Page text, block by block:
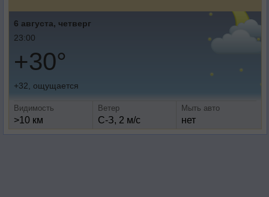
6 августа, четверг
23:00
+30°
+32, ощущается
Видимость
>10 км
Ветер
С-З, 2 м/с
Мыть авто
нет